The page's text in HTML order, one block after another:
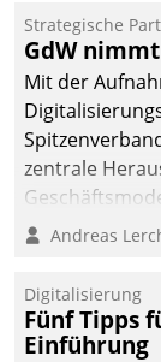
kommunale
gemeinsam
Teilprozess
Strategische
GdW
Mit der
zentrale
entwickeln.
Andreas
Digitalisierung
Fünf Tipps
Einführung